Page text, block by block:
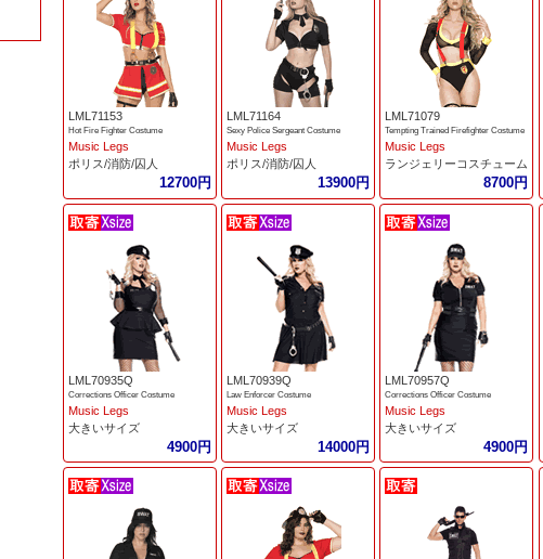
LML71153
Hot Fire Fighter Costume
Music Legs
ポリス/消防/囚人
12700円
LML71164
Sexy Police Sergeant Costume
Music Legs
ポリス/消防/囚人
13900円
LML71079
Tempting Trained Firefighter Costume
Music Legs
ランジェリーコスチューム
8700円
LML70935Q
Corrections Officer Costume
Music Legs
大きいサイズ
4900円
LML70939Q
Law Enforcer Costume
Music Legs
大きいサイズ
14000円
LML70957Q
Corrections Officer Costume
Music Legs
大きいサイズ
4900円